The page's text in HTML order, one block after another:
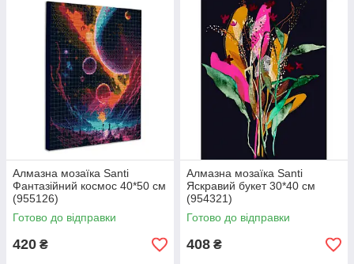
Алмазна мозаїка Santi
Фантазійний космос 40*50 см
(955126)
Готово до відправки
420 ₴
Алмазна мозаїка Santi
Яскравий букет 30*40 см
(954321)
Готово до відправки
408 ₴